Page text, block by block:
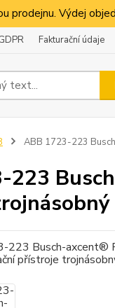
prodejnu. Výdej
Fakturační údaje
ABB 1723-223
223